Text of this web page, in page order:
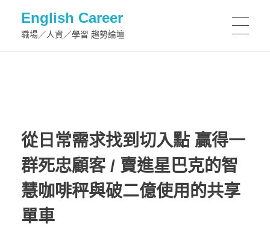
English Career
職場／人資／學習 趨勢論壇
從日常需求找到切入點 贏得一
群死忠顧客 / 賣進星巴克的智
慧咖啡秤與破二億使用的共享
單車